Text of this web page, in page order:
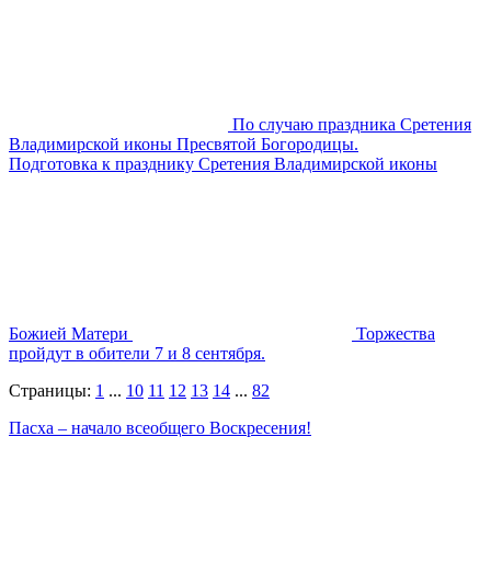
По случаю праздника Сретения
Владимирской иконы Пресвятой Богородицы.
Подготовка к празднику Сретения Владимирской иконы
Божией Матери
Торжества
пройдут в обители 7 и 8 сентября.
Страницы: 1 ... 10 11 12 13 14 ... 82
Пасха – начало всеобщего Воскресения!